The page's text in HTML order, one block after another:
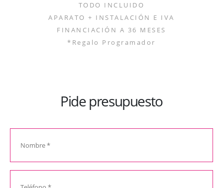
TODO INCLUIDO
APARATO + INSTALACIÓN E IVA
FINANCIACIÓN A 36 MESES
*Regalo Programador
Pide presupuesto